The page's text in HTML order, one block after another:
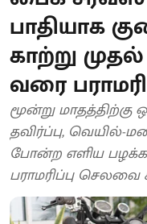
பாதியாக
காற்று
வரை
மூன்று
தவிர்ப்பு, வெயில்-
போன்ற எளிய
பராமரிப்பு